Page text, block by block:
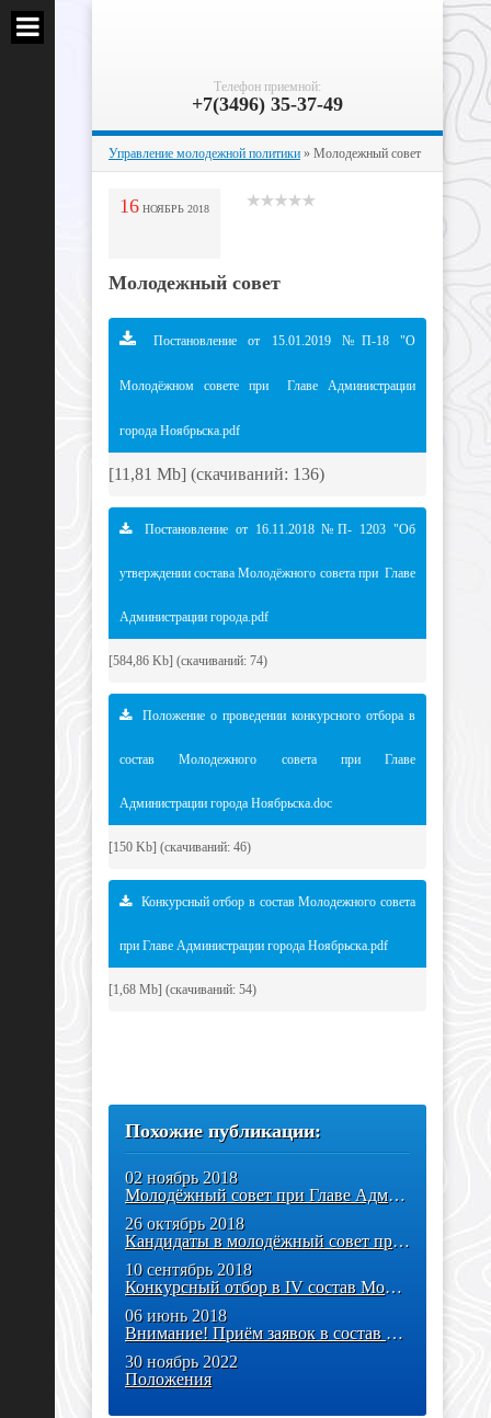
Телефон приемной:
+7(3496) 35-37-49
Управление молодежной политики » Молодежный совет
16 НОЯБРЬ 2018
Молодежный совет
Постановление от 15.01.2019 №П-18 "О
Молодёжном совете при Главе Администрации
города Ноябрьска.pdf
[11,81 Mb] (cкачиваний: 136)
Постановление от 16.11.2018 №П- 1203 "Об
утверждении состава Молодёжного совета при Главе
Администрации города.pdf
[584,86 Kb] (cкачиваний: 74)
Положение о проведении конкурсного отбора в
состав Молодежного совета при Главе
Администрации города Ноябрьска.doc
[150 Kb] (cкачиваний: 46)
Конкурсный отбор в состав Молодежного совета
при Главе Администрации города Ноябрьска.pdf
[1,68 Mb] (cкачиваний: 54)
Похожие публикации:
02 ноябрь 2018
Молодёжный совет при Главе Администрации утверждён
26 октябрь 2018
Кандидаты в молодёжный совет представили свои проекты
10 сентябрь 2018
Конкурсный отбор в IV состав Молодежного совета при Главе
06 июнь 2018
Внимание! Приём заявок в состав Молодёжного совета продлён
30 ноябрь 2022
Положения